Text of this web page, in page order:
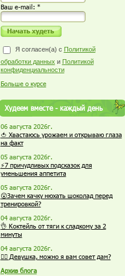
Ваш е-mail: *
Я согласен(а) с Политикой
обработки данных и Политикой
конфиденциальности
Больше о курсе
Худеем вместе - каждый день
06 августа 2026г.
🍅 Хвастаюсь урожаем и открываю глаза
на факт
05 августа 2026г.
⚡7 причудливых подсказок для
уменьшения аппетита
05 августа 2026г.
😮Зачем качку нюхать шоколад перед
тренировкой?
04 августа 2026г.
👌 Коктейль от тяги к сладкому за 2
минуты
04 августа 2026г.
🏋️‍♀️ Девушка, можно я вам совет дам?
Архив блога